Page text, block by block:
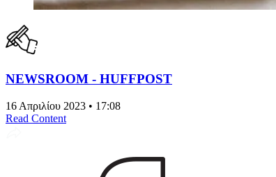
NEWSROOM - HUFFPOST
16 Απριλίου 2023 • 17:08
Read Content